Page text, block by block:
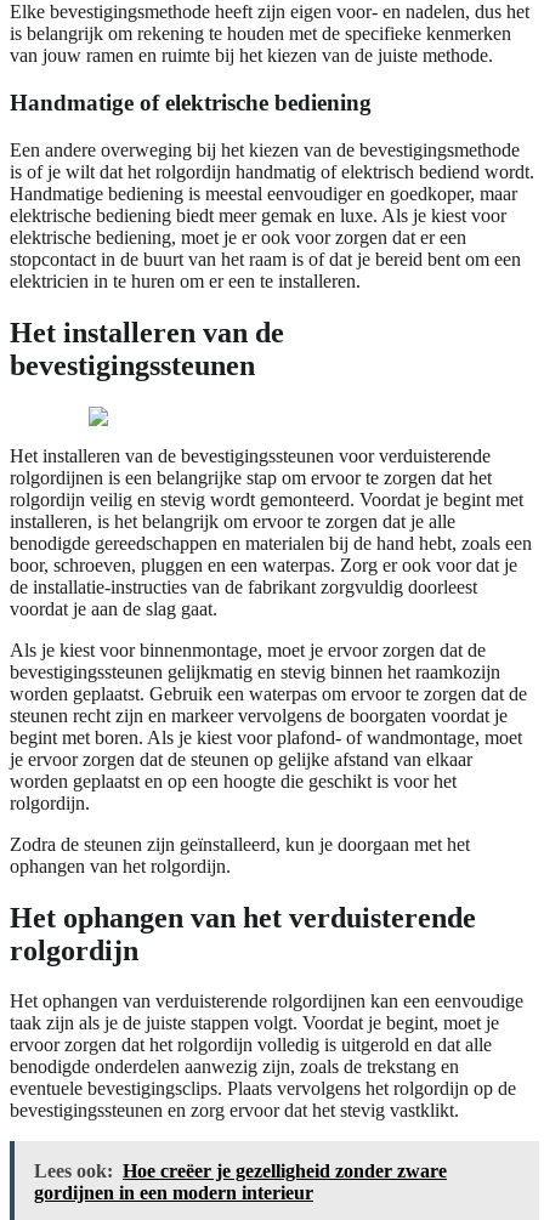
Elke bevestigingsmethode heeft zijn eigen voor- en nadelen, dus het
is belangrijk om rekening te houden met de specifieke kenmerken
van jouw ramen en ruimte bij het kiezen van de juiste methode.
Handmatige of elektrische bediening
Een andere overweging bij het kiezen van de bevestigingsmethode
is of je wilt dat het rolgordijn handmatig of elektrisch bediend wordt.
Handmatige bediening is meestal eenvoudiger en goedkoper, maar
elektrische bediening biedt meer gemak en luxe. Als je kiest voor
elektrische bediening, moet je er ook voor zorgen dat er een
stopcontact in de buurt van het raam is of dat je bereid bent om een
elektricien in te huren om er een te installeren.
Het installeren van de
bevestigingssteunen
Het installeren van de bevestigingssteunen voor verduisterende
rolgordijnen is een belangrijke stap om ervoor te zorgen dat het
rolgordijn veilig en stevig wordt gemonteerd. Voordat je begint met
installeren, is het belangrijk om ervoor te zorgen dat je alle
benodigde gereedschappen en materialen bij de hand hebt, zoals een
boor, schroeven, pluggen en een waterpas. Zorg er ook voor dat je
de installatie-instructies van de fabrikant zorgvuldig doorleest
voordat je aan de slag gaat.
Als je kiest voor binnenmontage, moet je ervoor zorgen dat de
bevestigingssteunen gelijkmatig en stevig binnen het raamkozijn
worden geplaatst. Gebruik een waterpas om ervoor te zorgen dat de
steunen recht zijn en markeer vervolgens de boorgaten voordat je
begint met boren. Als je kiest voor plafond- of wandmontage, moet
je ervoor zorgen dat de steunen op gelijke afstand van elkaar
worden geplaatst en op een hoogte die geschikt is voor het
rolgordijn.
Zodra de steunen zijn geïnstalleerd, kun je doorgaan met het
ophangen van het rolgordijn.
Het ophangen van het verduisterende
rolgordijn
Het ophangen van verduisterende rolgordijnen kan een eenvoudige
taak zijn als je de juiste stappen volgt. Voordat je begint, moet je
ervoor zorgen dat het rolgordijn volledig is uitgerold en dat alle
benodigde onderdelen aanwezig zijn, zoals de trekstang en
eventuele bevestigingsclips. Plaats vervolgens het rolgordijn op de
bevestigingssteunen en zorg ervoor dat het stevig vastklikt.
Lees ook: Hoe creëer je gezelligheid zonder zware
gordijnen in een modern interieur